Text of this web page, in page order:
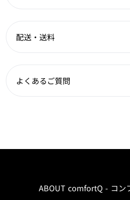
配送・送料
よくあるご質問
ABOUT comfortQ - コン